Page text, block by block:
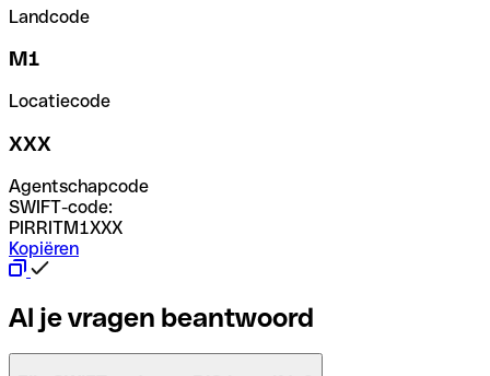
Landcode
M1
Locatiecode
XXX
Agentschapcode
SWIFT-code:
PIRRITM1XXX
Kopiëren
Al je vragen beantwoord